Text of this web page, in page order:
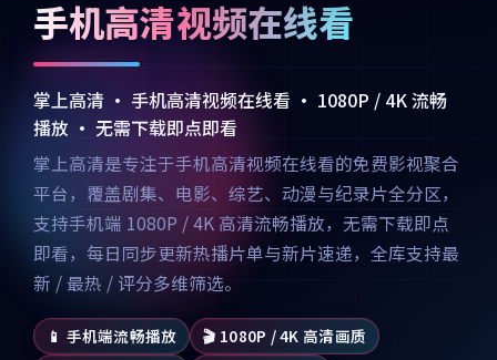
手机高清视频在线看
掌上高清 · 手机高清视频在线看 · 1080P / 4K 流畅
播放 · 无需下载即点即看
掌上高清是专注于手机高清视频在线看的免费影视聚合
平台，覆盖剧集、电影、综艺、动漫与纪录片全分区，
支持手机端 1080P / 4K 高清流畅播放，无需下载即点
即看，每日同步更新热播片单与新片速递，全库支持最
新 / 最热 / 评分多维筛选。
📱 手机端流畅播放
🎬 1080P / 4K 高清画质